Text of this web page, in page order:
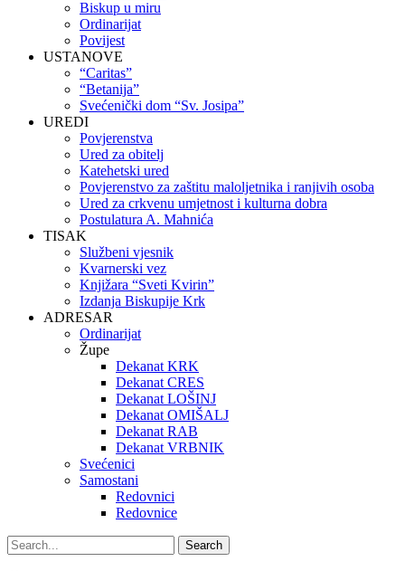
Biskup u miru
Ordinarijat
Povijest
USTANOVE
“Caritas”
“Betanija”
Svećenički dom “Sv. Josipa”
UREDI
Povjerenstva
Ured za obitelj
Katehetski ured
Povjerenstvo za zaštitu maloljetnika i ranjivih osoba
Ured za crkvenu umjetnost i kulturna dobra
Postulatura A. Mahnića
TISAK
Službeni vjesnik
Kvarnerski vez
Knjižara “Sveti Kvirin”
Izdanja Biskupije Krk
ADRESAR
Ordinarijat
Župe
Dekanat KRK
Dekanat CRES
Dekanat LOŠINJ
Dekanat OMIŠALJ
Dekanat RAB
Dekanat VRBNIK
Svećenici
Samostani
Redovnici
Redovnice
Search
Search
for: